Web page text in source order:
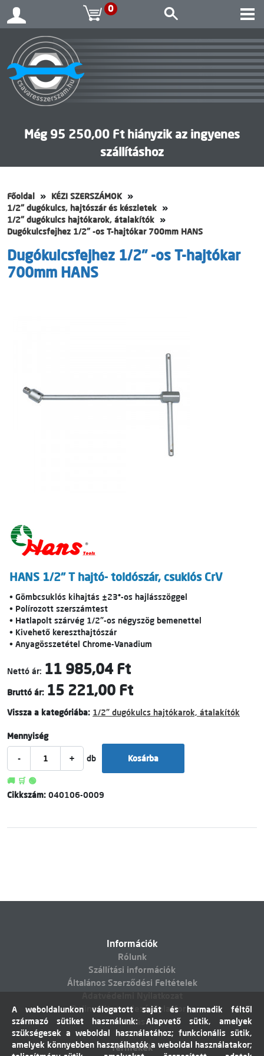
0
Még 95 250,00 Ft hiányzik az ingyenes
szállításhoz
Főoldal
KÉZI SZERSZÁMOK
1/2" dugókulcs, hajtószár és készletek
1/2" dugókulcs hajtókarok, átalakítók
Dugókulcsfejhez 1/2" -os T-hajtókar 700mm HANS
Dugókulcsfejhez 1/2" -os T-hajtókar
700mm HANS
HANS 1/2" T hajtó- toldószár, csuklós CrV
• Gömbcsuklós kihajtás ±23°-os hajlásszöggel
• Polírozott szerszámtest
• Hatlapolt szárvég 1/2"-os négyszög bemenettel
• Kivehető kereszthajtószár
• Anyagösszetétel Chrome-Vanadium
Nettó ár: 11 985,04 Ft
Bruttó ár: 15 221,00 Ft
Vissza a kategóriába: 1/2" dugókulcs hajtókarok, átalakítók
Mennyiség
- + db Kosárba
🚚 🛒 🟢
Cikkszám: 040106-0009
Információk
Rólunk
Szállítási információk
Általános Szerződési Feltételek
Online vitarendezési platform
Elállás
Termékek
A weboldalunkon válogatott saját és harmadik féltől
származó sütiket használunk: Alapvető sütik, amelyek
szükségesek a weboldal használatához; funkcionális sütik,
amelyek könnyebben használhatók a weboldal használatakor;